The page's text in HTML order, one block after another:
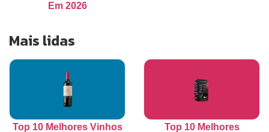
Em 2026
Mais lidas
Top 10 Melhores Vinhos
Top 10 Melhores